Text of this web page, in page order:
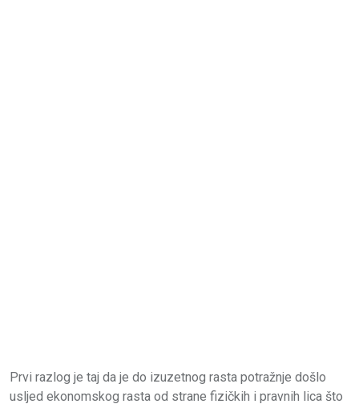
Prvi razlog je taj da je do izuzetnog rasta potražnje došlo
usljed ekonomskog rasta od strane fizičkih i pravnih lica što